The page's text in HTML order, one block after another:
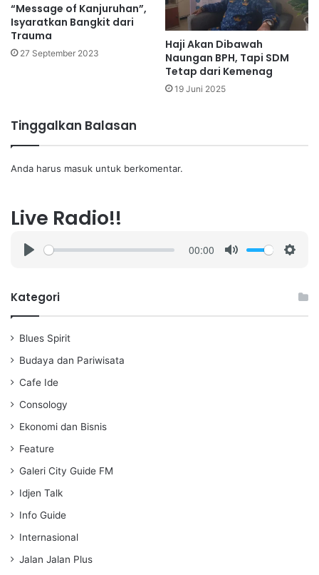
“Message of Kanjuruhan”,
Isyaratkan Bangkit dari
Trauma
27 September 2023
Haji Akan Dibawah
Naungan BPH, Tapi SDM
Tetap dari Kemenag
19 Juni 2025
Tinggalkan Balasan
Anda harus masuk untuk berkomentar.
Live Radio!!
a
00:00
Kategori
Blues Spirit
Budaya dan Pariwisata
Cafe Ide
Consology
Ekonomi dan Bisnis
Feature
Galeri City Guide FM
Idjen Talk
Info Guide
Internasional
Jalan Jalan Plus